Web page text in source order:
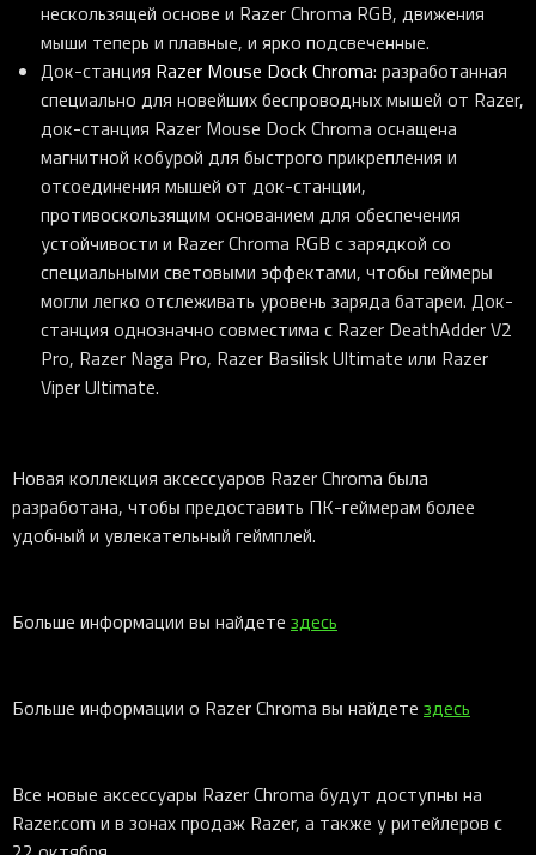
нескользящей основе и Razer Chroma RGB, движения
мыши теперь и плавные, и ярко подсвеченные.
Док-станция Razer Mouse Dock Chroma: разработанная
специально для новейших беспроводных мышей от Razer,
док-станция Razer Mouse Dock Chroma оснащена
магнитной кобурой для быстрого прикрепления и
отсоединения мышей от док-станции,
противоскользящим основанием для обеспечения
устойчивости и Razer Chroma RGB с зарядкой со
специальными световыми эффектами, чтобы геймеры
могли легко отслеживать уровень заряда батареи. Док-
станция однозначно совместима с Razer DeathAdder V2
Pro, Razer Naga Pro, Razer Basilisk Ultimate или Razer
Viper Ultimate.
Новая коллекция аксессуаров Razer Chroma была
разработана, чтобы предоставить ПК-геймерам более
удобный и увлекательный геймплей.
Больше информации вы найдете здесь
Больше информации о Razer Chroma вы найдете здесь
Все новые аксессуары Razer Chroma будут доступны на
Razer.com и в зонах продаж Razer, а также у ритейлеров с